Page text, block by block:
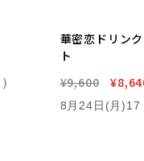
)
華密恋ドリン
ト
¥9,600